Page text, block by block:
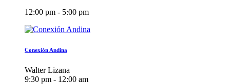
12:00 pm - 5:00 pm
Conexión Andina
Walter Lizana
9:30 pm - 12:00 am